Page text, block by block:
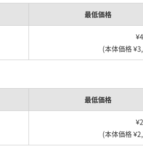
最低価格
(本体価格
最低価格
(本体価格